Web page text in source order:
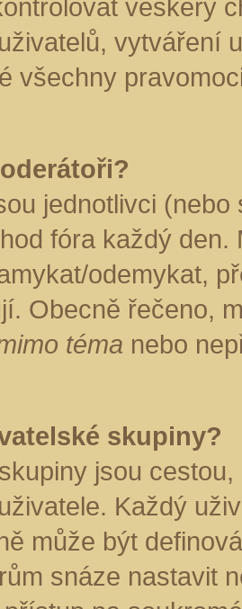
veškerý
vytváření
všechny
jednotlivci
fóra každý
odemykat,
Obecně řečeno,
téma nebo
skupiny?
jsou
Každý
může být
snáze nastavit